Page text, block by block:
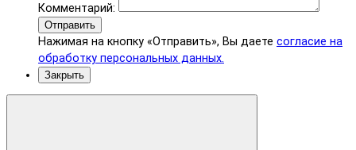
Комментарий:
Отправить
Нажимая на кнопку «Отправить», Вы даете согласие на
обработку персональных данных.
Закрыть